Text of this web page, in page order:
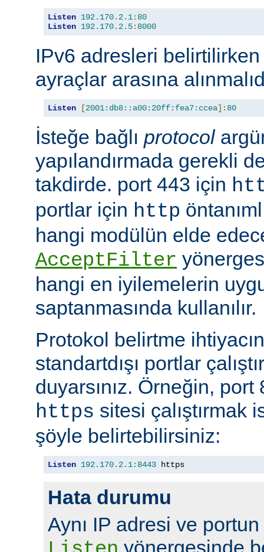
Listen 192.170. 2.1: 80
Listen 192.170. 2.5: 8000
IPv6 adresleri
ayraçlar arasına
Listen [2001:db8::a00:20ff:fea7:ccea]: 80
İsteğe bağlı protocol
yapılandırmada gerekli
takdirde. port 443 için
portlar için http
hangi modülün elde
AcceptFilter
hangi en iyilemelerin
saptanmasında kullanılır.
Protokol belirtme
standartdışı portlar
duyarsınız. Örneğin,
https sitesi çalıştırmak
şöyle belirtebilirsiniz:
Listen 192.170. 2.1: 8443 https
Hata durumu
Aynı IP adresi ve
yönergesinde